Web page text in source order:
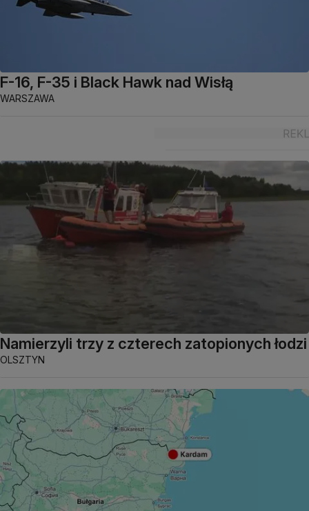
F-16, F-35 i Black Hawk nad Wisłą
WARSZAWA
Namierzyli trzy z czterech zatopionych łodzi
OLSZTYN